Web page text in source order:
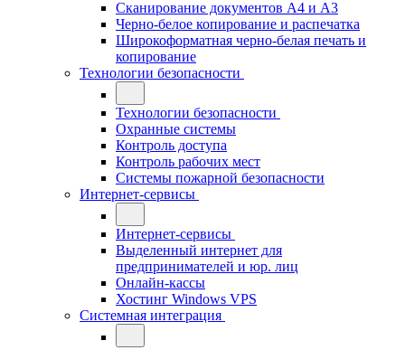
Сканирование документов А4 и А3
Черно-белое копирование и распечатка
Широкоформатная черно-белая печать и
копирование
Технологии безопасности
Технологии безопасности
Охранные системы
Контроль доступа
Контроль рабочих мест
Системы пожарной безопасности
Интернет-сервисы
Интернет-сервисы
Выделенный интернет для
предпринимателей и юр. лиц
Онлайн-кассы
Хостинг Windows VPS
Системная интеграция